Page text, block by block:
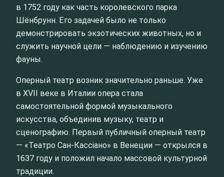
в 1752 году как часть королевского парка
Шёнбрунн. Его задачей было не только
демонстрировать экзотических животных, но и
служить научной цели — наблюдению и изучению
фауны.
Оперный театр возник значительно раньше. Уже
в XVII веке в Италии опера стала
самостоятельной формой музыкального
искусства, объединив музыку, театр и
сценографию. Первый публичный оперный театр
— «Театро Сан-Кассіано» в Венеции — открылся в
1637 году и положил начало массовой культурной
традиции.